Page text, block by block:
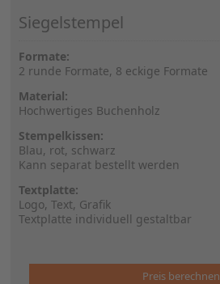
Siegelstempel
Formate:
2 runde Formate, 8 eckige Formate
Material:
Hochwertiges Buchenholz
Stempelkissen:
Blau, rot, schwarz
Kann separat bestellt werden
Textplatte:
Logo, Text, Grafik
Textplatte individuell gestaltbar
Preis berechnen